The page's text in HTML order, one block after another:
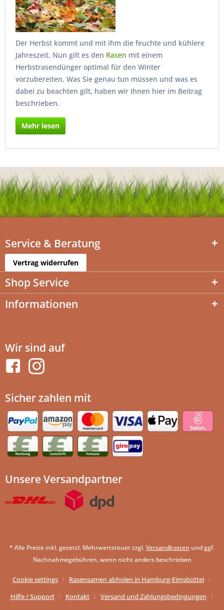
Der Herbst kommt und mit ihm die feuchte und kühlere
Jahreszeit. Nun gilt es den Rasen mit einem
Herbstrasendünger optimal für den Winter
vorzubereiten. Was Sie genau tun müssen und was es
dabei zu beachten gilt, haben wir Ihnen hier im Beitrag
beschrieben.
Mehr lesen
Service & Beratung
Vertrag widerrufen
Shop Service
Informationen
Wir sind auf
Sicher zahlen mit
Unsere Versandpartner
* Alle Preise inkl. gesetzl. Mehrwertsteuer zzgl.Versandkosten und ggf.
Nachnahmegebühren, wenn nicht anders beschrieben
Cookie settings
Rasensamen abholen in Hamburg-Eimsbüttel
Hilfe / Support
Kontakt
Versand und Zahlungsbedingungen